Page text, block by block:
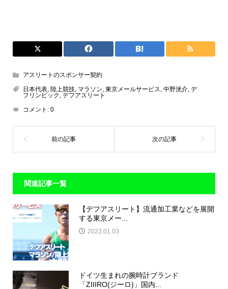
アスリートのスポンサー契約
日本代表, 陸上競技, マラソン, 東京メールサービス, 中野洸介, デ
フリンピック , デフアスリート
コメント: 0
関連記事一覧
​【デフアスリート】流通加工業などを展開
する東京メー...
2023.01.03
ドイツ生まれの腕時計ブランド
「ZIIIRO(ジーロ)」国内...